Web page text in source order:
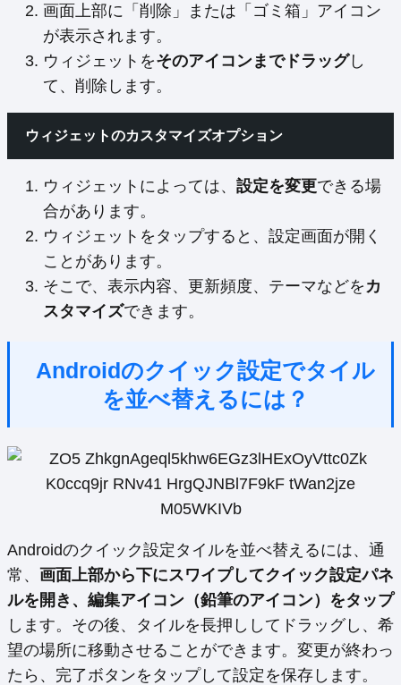
画面上部に「削除」または「ゴミ箱」アイコン
が表示されます。
ウィジェットをそのアイコンまでドラッグし
て、削除します。
ウィジェットのカスタマイズオプション
ウィジェットによっては、 設定を変更できる場
合があります。
ウィジェットをタップすると、設定画面が開く
ことがあります。
そこで、表示内容、更新頻度、テーマなどを カ
スタマイズできます。
Androidのクイック設定でタイル
を並べ替えるには？
Androidのクイック設定タイルを並べ替えるには、通
常、 画面上部から下にスワイプしてクイック設定パネ
ルを開き、編集アイコン（鉛筆のアイコン）をタップ
します。その後、タイルを長押ししてドラッグし、希
望の場所に移動させることができます。変更が終わっ
たら、完了ボタンをタップして設定を保存します。